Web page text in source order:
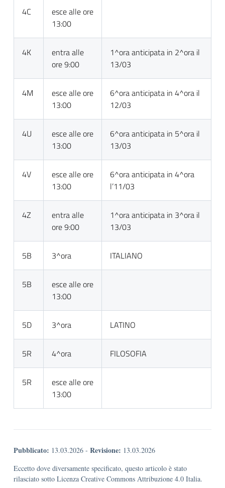
4C
esce alle ore
13:00
4K
entra alle
ore 9:00
1^ora anticipata in 2^ora il
13/03
4M
esce alle ore
13:00
6^ora anticipata in 4^ora il
12/03
4U
esce alle ore
13:00
6^ora anticipata in 5^ora il
13/03
4V
esce alle ore
13:00
6^ora anticipata in 4^ora
l’11/03
4Z
entra alle
ore 9:00
1^ora anticipata in 3^ora il
13/03
5B 3^ora ITALIANO
5B
esce alle ore
13:00
5D 3^ora LATINO
5R 4^ora FILOSOFIA
5R
esce alle ore
13:00
Pubblicato: 13.03.2026 - Revisione: 13.03.2026
Eccetto dove diversamente specificato, questo articolo è stato
rilasciato sotto Licenza Creative Commons Attribuzione 4.0 Italia.